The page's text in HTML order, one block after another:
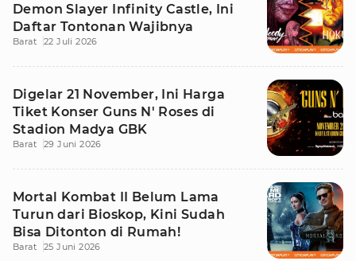
Demon Slayer Infinity Castle, Ini
Daftar Tontonan Wajibnya
Barat 22 Juli 2026
Digelar 21 November, Ini Harga
Tiket Konser Guns N' Roses di
Stadion Madya GBK
Barat 29 Juni 2026
Mortal Kombat II Belum Lama
Turun dari Bioskop, Kini Sudah
Bisa Ditonton di Rumah!
Barat 25 Juni 2026